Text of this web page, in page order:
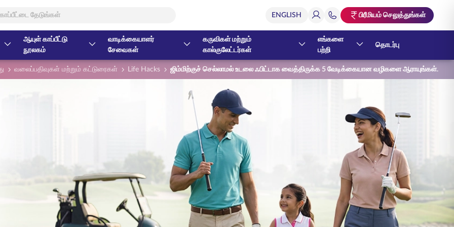
பிரீமியம் செலுத்துங்கள்
ஆயுள் காப்பீட்டு
நூலகம்
வாடிக்கையாளர்
சேவைகள்
கருவிகள் மற்றும்
கால்குலேட்டர்கள்
எங்களை
பற்றி
தொடர்பு
வலைப்பதிவுகள் மற்றும் கட்டுரைகள் Life Hacks ஜிம்மிற்குச் செல்லாமல் உடலை ஃபிட்டாக வைத்திருக்க 5 வேடிக்கையான வழிகளை ஆராயுங்கள்.